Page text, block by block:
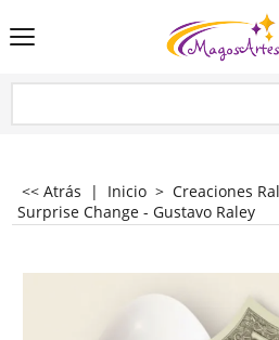
<< Atrás | Inicio > Creaciones
Surprise Change - Gustavo Raley